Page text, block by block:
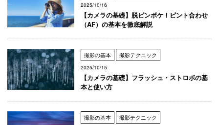
2025/10/16
【カメラの基礎】脱ピンボケ！ピント合わせ
（AF）の基本を徹底解説
撮影の基本 撮影テクニック
2025/10/15
【カメラの基礎】フラッシュ・ストロボの基
本と使い方
撮影の基本 撮影テクニック